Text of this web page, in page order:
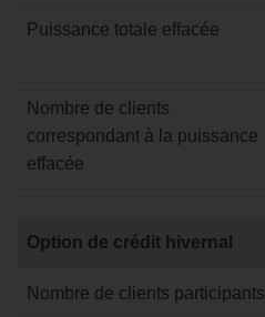
Puissance totale effacée
Nombre de clients
correspondant à la puissance
effacée
de
hivernal
Option de crédit hivernal
Nombre de clients participants